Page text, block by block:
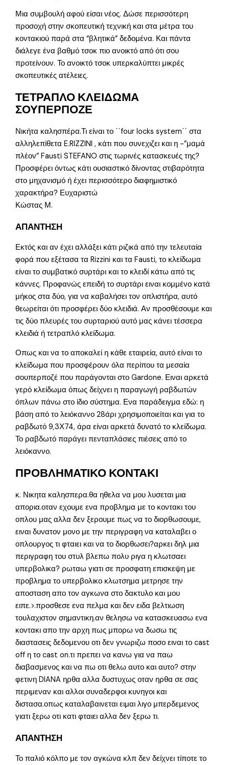
Μια συμβουλή αφού είσαι νέος. Δώσε περισσότερη
προσοχή στην σκοπευτική τεχνική και στα μέτρα του
κοντακιού παρά στα “βλητικά” δεδομένα. Και πάντα
διάλεγε ένα βαθμό τσοκ πιο ανοικτό από ότι σου
προτείνουν. Το ανοικτό τσοκ υπερκαλύπτει μικρές
σκοπευτικές ατέλειες.
ΤΕΤΡΑΠΛΟ ΚΛΕΙΔΩΜΑ
ΣΟΥΠΕΡΠΟΖΕ
Νικήτα καλησπέρα.Τι είναι το ΄΄four locks system΄΄ στα
αλληλεπίθετα E.RIZZINI , κάτι που συνεχιζει και η -”μαμά
πλέον” Fausti STEFANO στις τωρινές κατασκευές της?
Προσφέρει όντως κάτι ουσιαστικό δίνοντας στιβαρότητα
στο μηχανισμό ή έχει περισσότερο διαφημιστικό
χαρακτήρα? Ευχαριστώ
Κώστας Μ.
ΑΠΑΝΤΗΣΗ
Εκτός και αν έχει αλλάξει κάτι ριζικά από την τελευταία
φορά που εξέτασα τα Rizzini και τα Fausti, το κλείδωμα
είναι το συμβατικό συρτάρι και το κλειδί κάτω από τις
κάννες. Προφανώς επειδή το συρτάρι ειναι κομμένο κατά
μήκος στα δύο, για να καβαλήσει τον οπλιστήρα, αυτό
θεωρείται ότι προσφέρει δύο κλειδιά. Αν προσθέσουμε και
τις δύο πλευρές του συρταριού αυτό μας κάνει τέσσερα
κλειδιά ή τετραπλό κλείδωμα.
Οπως και να το αποκαλεί η κάθε εταιρεία, αυτό είναι το
κλείδωμα που προσφέρουν όλα περίπου τα μεσαία
σουπερποζέ που παράγονται στο Gardone. Ειναι αρκετά
γερό κλείδωμα όπως δείχνει η παραγωγή ραβδωτών
όπλων πάνω στο ίδιο σύστημα. Ενα παράδειγμα εδώ: η
βάση από το λειόκαννο 28άρι χρησιμοποιείται και για το
ραβδωτό 9,3Χ74, άρα είναι αρκετά δυνατό το κλείδωμα.
Το ραβδωτό παράγει πενταπλάσιες πιέσεις από το
λειόκαννο.
ΠΡΟΒΛΗΜΑΤΙΚΟ ΚΟΝΤΑΚΙ
κ. Νικητα καλησπερα.θα ηθελα να μου λυσεται μια
απορια.οταν εχουμε ενα προβλημα με το κοντακι του
οπλου μας αλλα δεν ξερουμε πως να το διορθωσουμε,
ειναι δυνατον μονο με την περιγραφη να καταλαβει ο
οπλουργος τι φταιει και να το διορθωσει?αρκει δηλ μια
περιγραφη του στυλ βλεπω πολυ ριγα η κλωτσαει
υπερβολικα? ρωταω γιατι σε προσφατη επισκεψη με
προβλημα το υπερβολικο κλωτσημα μετρησε την
αποσταση απο τον αγκωνα στο δακτυλο και μου
ειπε.>.προσθεσε ενα πελμα και δεν ειδα βελτιωση
τουλαχιστον σημαντικη.αν θελησω να κατασκευασω ενα
κοντακι απο την αρχη πως μπορω να δωσω τις
διαστασεις δεδομενου οτι δεν γνωριζω ποσο ειναι το cast
off η το cast on.τι πρεπει να κανω για να παω
διαβασμενος και να πω οτι θελω αυτο και αυτο? στην
φετινη DIANA ηρθα αλλα δυστυχως οταν ηρθα σε σας
περιμεναν και αλλοι συναδερφοι κυνηγοι και
διστασα.οπως καταλαβαινεται ειμαι λιγο μπερδεμενος
γιατι ξερω οτι κατι φταιει αλλα δεν ξερω τι.
ΑΠΑΝΤΗΣΗ
Το παλιό κόλπο με τον αγκώνα κλπ δεν δείχνει τίποτε το